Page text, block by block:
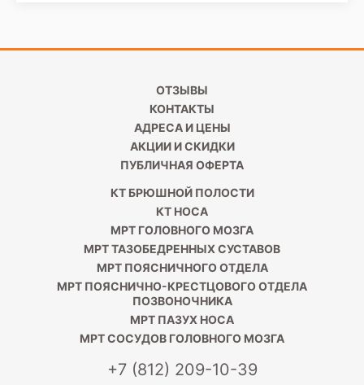
ОТЗЫВЫ
КОНТАКТЫ
АДРЕСА И ЦЕНЫ
АКЦИИ И СКИДКИ
ПУБЛИЧНАЯ ОФЕРТА
КТ БРЮШНОЙ ПОЛОСТИ
КТ НОСА
МРТ ГОЛОВНОГО МОЗГА
МРТ ТАЗОБЕДРЕННЫХ СУСТАВОВ
МРТ ПОЯСНИЧНОГО ОТДЕЛА
МРТ ПОЯСНИЧНО-КРЕСТЦОВОГО ОТДЕЛА
ПОЗВОНОЧНИКА
МРТ ПАЗУХ НОСА
МРТ СОСУДОВ ГОЛОВНОГО МОЗГА
+7 (812) 209-10-39